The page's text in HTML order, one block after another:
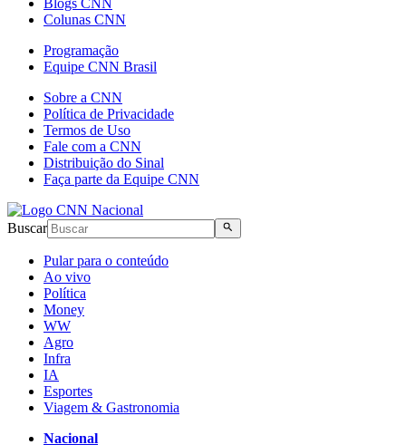
Colunas CNN
Programação
Equipe CNN Brasil
Sobre a CNN
Política de Privacidade
Termos de Uso
Fale com a CNN
Distribuição do Sinal
Faça parte da Equipe CNN
Buscar
Pular para o conteúdo
Ao vivo
Política
Money
WW
Agro
Infra
IA
Esportes
Viagem & Gastronomia
Nacional